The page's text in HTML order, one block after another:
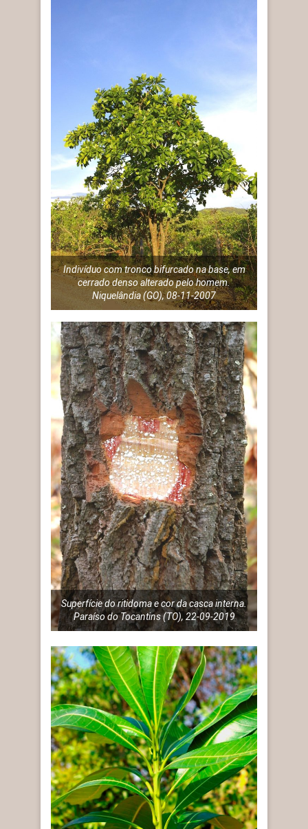
Indivíduo com tronco bifurcado na base, em
cerrado denso alterado pelo homem.
Niquelândia (GO), 08-11-2007
Superfície do ritidoma e cor da casca interna.
Paraíso do Tocantins (TO), 22-09-2019